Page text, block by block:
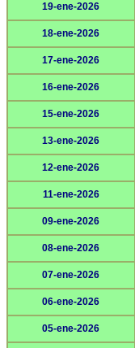
19-ene-2026
18-ene-2026
17-ene-2026
16-ene-2026
15-ene-2026
13-ene-2026
12-ene-2026
11-ene-2026
09-ene-2026
08-ene-2026
07-ene-2026
06-ene-2026
05-ene-2026